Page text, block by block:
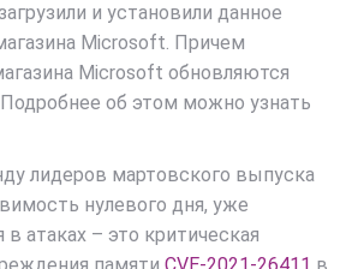
и установили данное
Microsoft. Причем
Microsoft обновляются
об этом можно узнать
лидеров мартовского выпуска
нулевого дня, уже
атаках – это критическая